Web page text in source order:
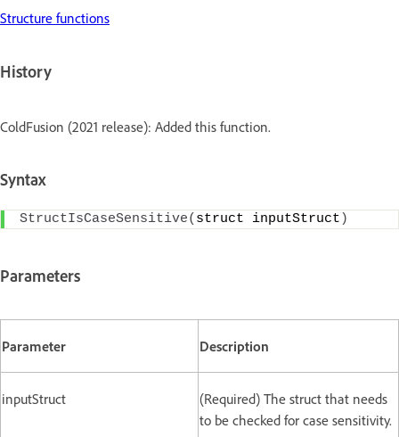
Structure functions
History
ColdFusion (2021 release): Added this function.
Syntax
StructIsCaseSensitive( struct inputStruct )
Parameters
Parameter Description
inputStruct
(Required) The struct that needs
to be checked for case sensitivity.